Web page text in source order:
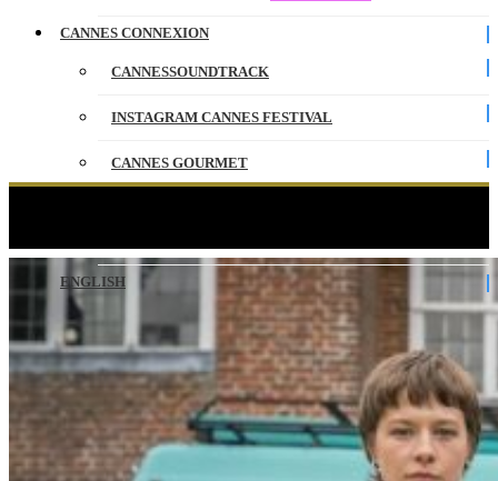
CANNES CONNEXION
CANNESSOUNDTRACK
INSTAGRAM CANNES FESTIVAL
CANNES GOURMET
ENGLISH